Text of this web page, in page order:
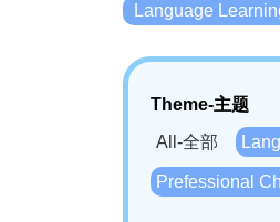
Language
Theme-主题
All-全部
Prefessional